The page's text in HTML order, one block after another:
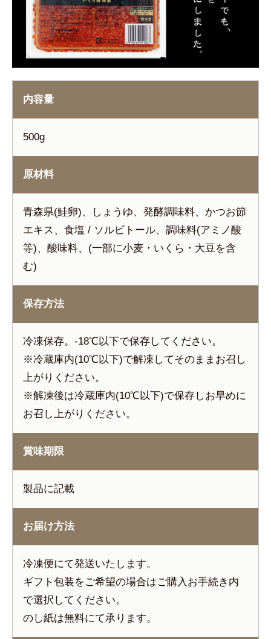
内容量
500g
原材料
青森県(鮭卵)、しょうゆ、発酵調味料、かつお節
エキス、食塩 / ソルビトール、調味料(アミノ酸
等)、酸味料、(一部に小麦・いくら・大豆を含
む)
保存方法
冷凍保存。-18℃以下で保存してください。
※冷蔵庫内(10℃以下)で解凍してそのままお召し
上がりください。
※解凍後は冷蔵庫内(10℃以下)で保存しお早めに
お召し上がりください。
賞味期限
製品に記載
お届け方法
冷凍便にて発送いたします。
ギフト包装をご希望の場合はご購入お手続き内
で選択してください。
のし紙は無料にて承ります。